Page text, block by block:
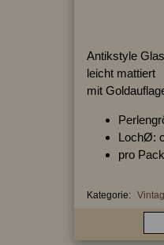
Antikstyle
leicht mattiert
mit
LochØ:
pro
Kategorie: